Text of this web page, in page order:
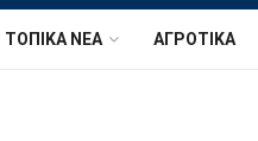
ΤΟΠΙΚΆ ΝΈΑ ΑΓΡΟΤΙΚΆ